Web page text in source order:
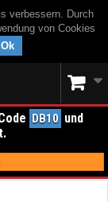
verbessern. Durch
von Cookies
Ok
DB10 und